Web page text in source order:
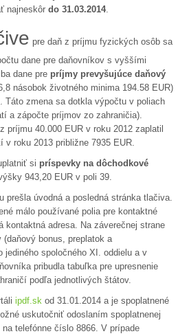
najneskôr do 31.03.2014.
pre daň z príjmu fyzických osôb sa
dane pre daňovníkov s vyššími
dane pre príjmy prevyšujúce daňový
násobok životného minima 194.58 EUR)
. Táto zmena sa dotkla výpočtu v poliach
a zápočte príjmov zo zahraničia).
príjmu 40.000 EUR v roku 2012 zaplatil
v roku 2013 približne 7935 EUR.
si príspevky na dôchodkové
943,20 EUR v poli 39.
prešla úvodná a posledná stránka tlačiva.
málo používané polia pre kontaktné
kontaktná adresa. Na záverečnej strane
(daňový bonus, preplatok a
jediného spoločného XI. oddielu a v
pribudla tabuľka pre upresnenie
podľa jednotlivých štátov.
ipdf.sk od 31.01.2014 a je spoplatnené
uskutočniť odoslaním spoplatnenej
telefónne číslo 8866. V prípade